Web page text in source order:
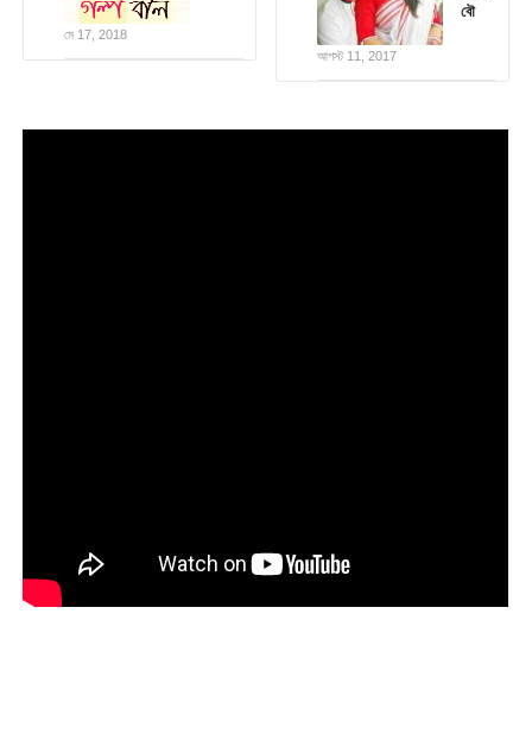
মে 17, 2018
বৌ
আগস্ট 11, 2017